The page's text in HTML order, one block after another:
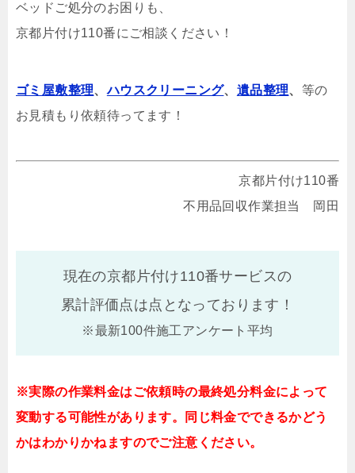
ベッドご処分のお困りも、
京都片付け110番にご相談ください！
ゴミ屋敷整理、ハウスクリーニング、 遺品整理、 等の
お見積もり依頼待ってます！
京都片付け110番
不用品回収作業担当 岡田
現在の京都片付け110番サービスの
累計評価点は点となっております！
※最新100件施工アンケート平均
※実際の作業料金はご依頼時の最終処分料金によって
変動する可能性があります。同じ料金でできるかどう
かはわかりかねますのでご注意ください。